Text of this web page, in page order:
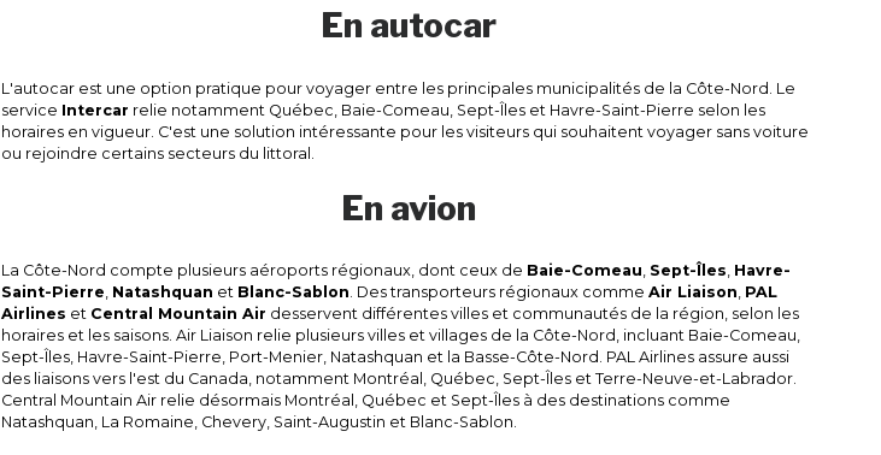
En autocar
L'autocar est une option pratique pour voyager entre les principales municipalités de la Côte-Nord. Le
service Intercar relie notamment Québec, Baie-Comeau, Sept-Îles et Havre-Saint-Pierre selon les
horaires en vigueur. C'est une solution intéressante pour les visiteurs qui souhaitent voyager sans voiture
ou rejoindre certains secteurs du littoral.
En avion
La Côte-Nord compte plusieurs aéroports régionaux, dont ceux de Baie-Comeau, Sept-Îles, Havre-
Saint-Pierre, Natashquan et Blanc-Sablon. Des transporteurs régionaux comme Air Liaison, PAL
Airlines et Central Mountain Air desservent différentes villes et communautés de la région, selon les
horaires et les saisons. Air Liaison relie plusieurs villes et villages de la Côte-Nord, incluant Baie-Comeau,
Sept-Îles, Havre-Saint-Pierre, Port-Menier, Natashquan et la Basse-Côte-Nord. PAL Airlines assure aussi
des liaisons vers l'est du Canada, notamment Montréal, Québec, Sept-Îles et Terre-Neuve-et-Labrador.
Central Mountain Air relie désormais Montréal, Québec et Sept-Îles à des destinations comme
Natashquan, La Romaine, Chevery, Saint-Augustin et Blanc-Sablon.